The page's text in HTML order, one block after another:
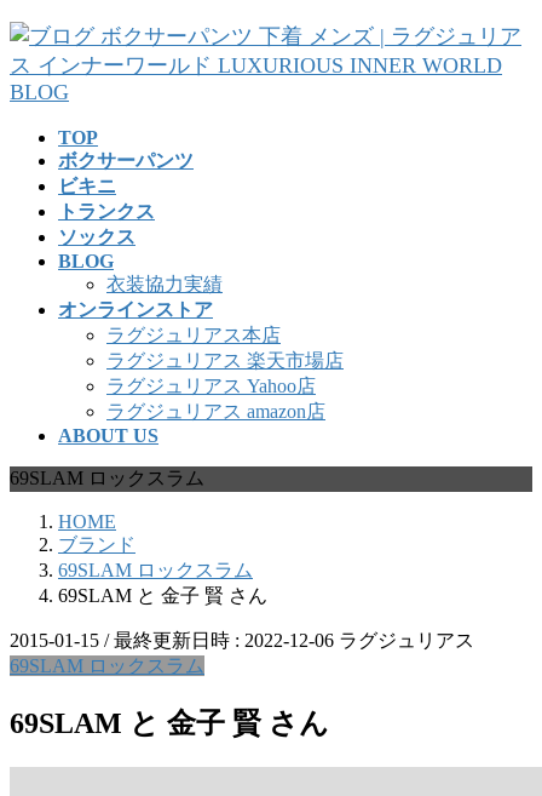
コ
ン
テ
ン
ナ
ビ
ゲ
ー
TOP
ボクサーパンツ
ビキニ
トランクス
ソックス
BLOG
衣装協力実績
オンラインストア
ラグジュリアス本店
ラグジュリアス 楽天市場店
ラグジュリアス Yahoo店
ラグジュリアス amazon店
ABOUT US
69SLAM ロックスラム
HOME
ブランド
69SLAM ロックスラム
69SLAM と 金子 賢 さん
2015-01-15 / 最終更新日時 : 2022-12-06 ラグジュリアス
69SLAM ロックスラム
69SLAM と 金子 賢 さん